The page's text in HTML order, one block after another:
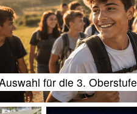
für die 3. Oberstufe